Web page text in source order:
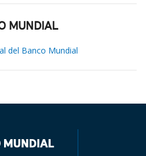
MUNDIAL
del Banco Mundial